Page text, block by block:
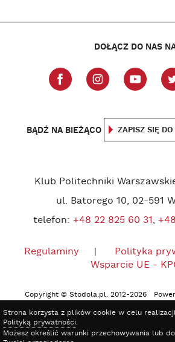
DOŁĄCZ DO NAS
BĄDŹ NA BIEŻĄCO ZAPISZ SIĘ DO
Klub Politechniki
ul. Batorego 10, 02-591
telefon: +48 22 825 60 31,
Regulaminy
Polityka
Wsparcie UE -
Copyright © Stodola.pl. 2012-2026
Strona korzysta z plików cookie w celu realizacji
Polityką prywatności.
Możesz określić warunki przechowywania lub